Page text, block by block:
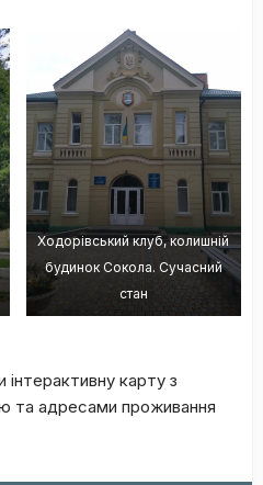
Ходорівський клуб, колишній
будинок Сокола. Сучасний
стан
карту з
та адресами проживання